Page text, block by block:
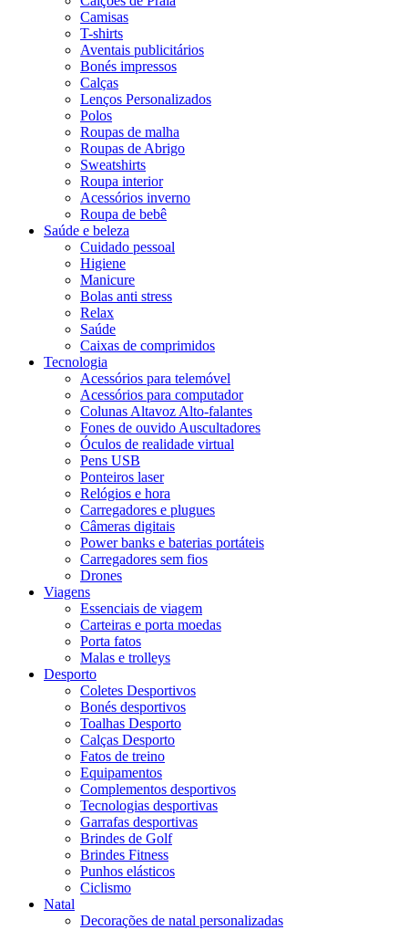
Camisas
T-shirts
Aventais publicitários
Bonés impressos
Calças
Lenços Personalizados
Polos
Roupas de malha
Roupas de Abrigo
Sweatshirts
Roupa interior
Acessórios inverno
Roupa de bebê
Saúde e beleza
Cuidado pessoal
Higiene
Manicure
Bolas anti stress
Relax
Saúde
Caixas de comprimidos
Tecnologia
Acessórios para telemóvel
Acessórios para computador
Colunas Altavoz Alto-falantes
Fones de ouvido Auscultadores
Óculos de realidade virtual
Pens USB
Ponteiros laser
Relógios e hora
Carregadores e plugues
Câmeras digitais
Power banks e baterias portáteis
Carregadores sem fios
Drones
Viagens
Essenciais de viagem
Carteiras e porta moedas
Porta fatos
Malas e trolleys
Desporto
Coletes Desportivos
Bonés desportivos
Toalhas Desporto
Calças Desporto
Fatos de treino
Equipamentos
Complementos desportivos
Tecnologias desportivas
Garrafas desportivas
Brindes de Golf
Brindes Fitness
Punhos elásticos
Ciclismo
Natal
Decorações de natal personalizadas